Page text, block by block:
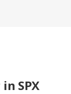
SPX